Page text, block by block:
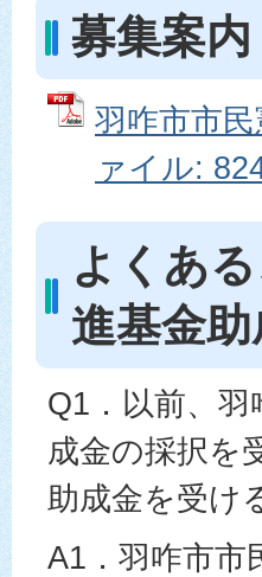
募集案内
羽咋市市
ァイル:
よくあ
進基金助
Q1．以前、
成金の採択を
助成金を受け
A1．羽咋市市